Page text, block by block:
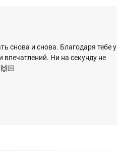
снова и снова. Благодаря тебе у
Ни на секунду не